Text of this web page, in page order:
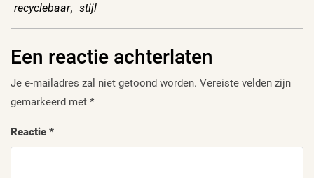
recyclebaar, stijl
Een reactie achterlaten
Je e-mailadres zal niet getoond worden. Vereiste velden zijn
gemarkeerd met *
Reactie *